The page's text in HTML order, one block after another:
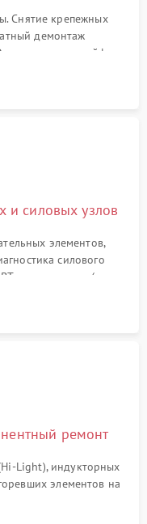
Снятие крепежных
демонтаж
шлейфов
платам, катушкам
и силовых узлов
элементов,
силового
транзисторов (для
(для газовых
ремонт
Light), индукторных
элементов на
поврежденной